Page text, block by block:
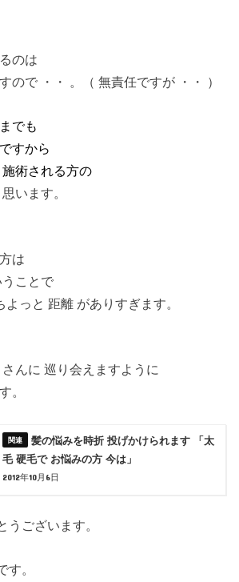
のは
ので ・・ 。（ 無責任ですが ・・ ）
でも
すから
施術される方の
います。
は
ことで
っと 距離 がありすぎます。
んに 巡り会えますように
。
髪の悩みを時折 投げかけられます 「太
毛 硬毛で お悩みの方 今は」
2012年10月6日
うございます。
す。